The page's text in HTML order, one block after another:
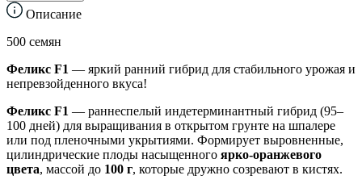
Описание
500 семян
Феликс F1 — яркий ранний гибрид для стабильного урожая и
непревзойденного вкуса!
Феликс F1 — раннеспелый индетерминантный гибрид (95–
100 дней) для выращивания в открытом грунте на шпалере
или под пленочными укрытиями. Формирует выровненные,
цилиндрические плоды насыщенного ярко-оранжевого
цвета, массой до 100 г, которые дружно созревают в кистях.